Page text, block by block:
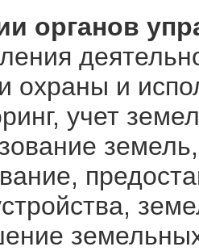
органов
охраны и
учет